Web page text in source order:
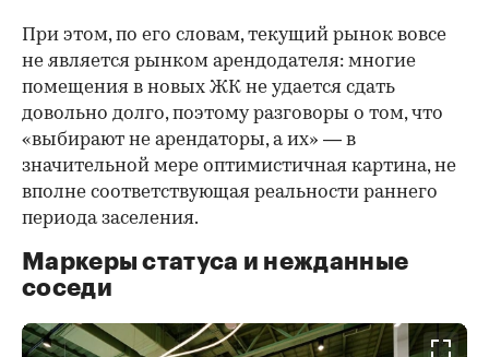
При этом, по его словам, текущий рынок вовсе
не является рынком арендодателя: многие
помещения в новых ЖК не удается сдать
довольно долго, поэтому разговоры о том, что
«выбирают не арендаторы, а их» — в
значительной мере оптимистичная картина, не
вполне соответствующая реальности раннего
периода заселения.
Маркеры статуса и нежданные
соседи